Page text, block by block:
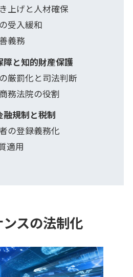
上げと人材確保
受入緩和
義務
と知的財産保護
厳罰化と司法判断
務法院の役割
融規制と税制
の登録義務化
適用
スの法制化